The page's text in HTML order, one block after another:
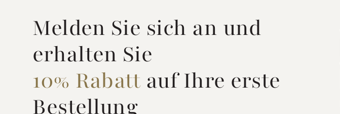
Melden Sie sich an und
erhalten Sie
10% Rabattauf Ihre erste
Bestellung